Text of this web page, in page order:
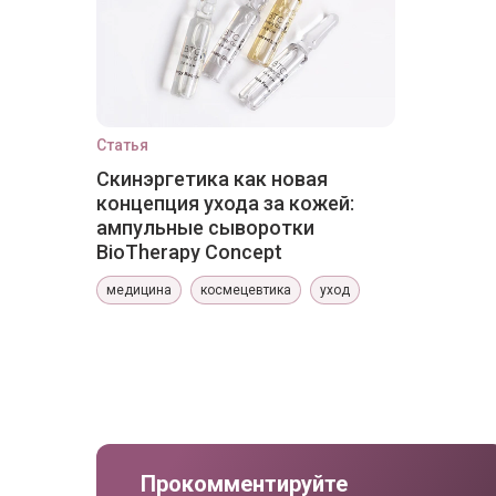
Статья
Скинэргетика как новая
концепция ухода за кожей:
ампульные сыворотки
BioTherapy Concept
медицина космецевтика уход
Прокомментируйте